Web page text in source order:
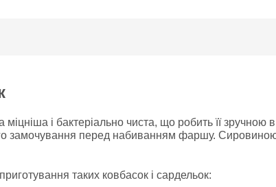
і бактеріально чиста, що робить її
замочування перед набиванням фаршу.
таких ковбасок і сардельок: